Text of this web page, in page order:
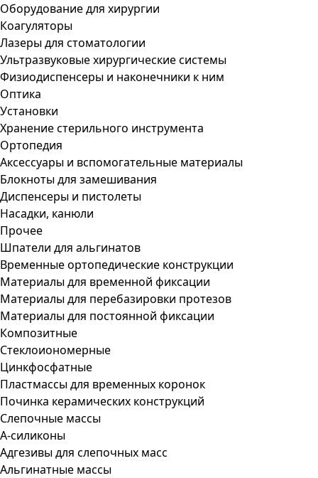
Оборудование для хирургии
Коагуляторы
Лазеры для стоматологии
Ультразвуковые хирургические системы
Физиодиспенсеры и наконечники к ним
Оптика
Установки
Хранение стерильного инструмента
Ортопедия
Аксессуары и вспомогательные материалы
Блокноты для замешивания
Диспенсеры и пистолеты
Насадки, канюли
Прочее
Шпатели для альгинатов
Временные ортопедические конструкции
Материалы для временной фиксации
Материалы для перебазировки протезов
Материалы для постоянной фиксации
Композитные
Стеклоиономерные
Цинкфосфатные
Пластмассы для временных коронок
Починка керамических конструкций
Слепочные массы
А-силиконы
Адгезивы для слепочных масс
Альгинатные массы